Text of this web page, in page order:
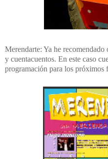
Merendarte: Ya he recomendado
y cuentacuentos. En este caso
programación para los próximos